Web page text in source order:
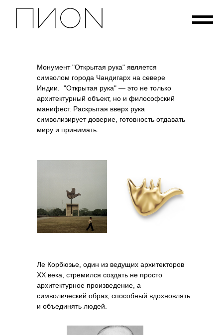
Монумент "Открытая рука" является
символом города Чандигарх на севере
Индии. "Открытая рука" — это не только
архитектурный объект, но и философский
манифест. Раскрытая вверх рука
символизирует доверие, готовность отдавать
миру и принимать.
Ле Корбюзье, один из ведущих архитекторов
XX века, стремился создать не просто
архитектурное произведение, а
символический образ, способный вдохновлять
и объединять людей.